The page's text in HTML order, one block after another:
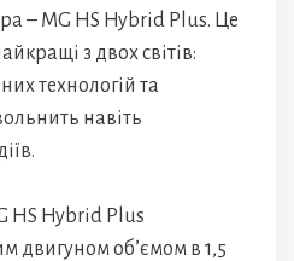
– MG HS Hybrid Plus. Це
з двох світів:
технологій та
навіть
HS Hybrid Plus
двигуном об’ємом в 1,5